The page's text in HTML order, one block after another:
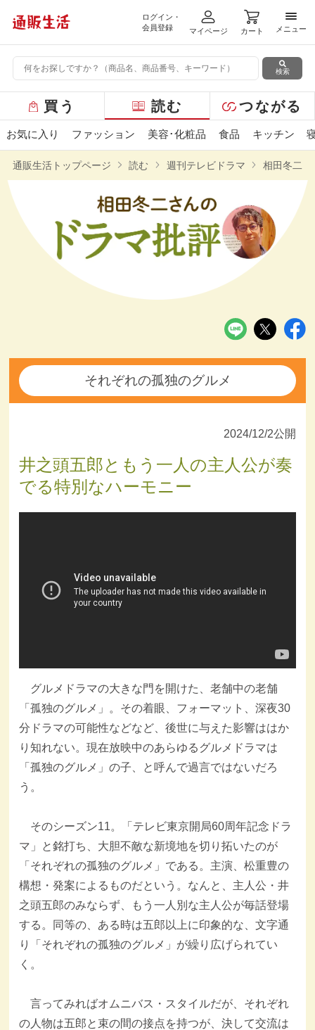
ログイン・
会員登録
マイページ カート
メニ
メニュー
検索
ー
バ
ニ
買う 読む つながる
お気に入り ファッション 美容･化粧品 食品 キッチン
通販生活トップページ 読む 週刊テレビドラマ 相田冬二さ
それぞれの孤独のグルメ
2024/12/2公開
井之頭五郎ともう一人の主人公が奏
でる特別なハーモニー
グルメドラマの大きな門を開けた、老舗中の老舗
「孤独のグルメ」。その着眼、フォーマット、深夜30
分ドラマの可能性などなど、後世に与えた影響ははか
り知れない。現在放映中のあらゆるグルメドラマは
「孤独のグルメ」の子、と呼んで過言ではないだろ
う。
そのシーズン11。「テレビ東京開局60周年記念ドラ
マ」と銘打ち、大胆不敵な新境地を切り拓いたのが
「それぞれの孤独のグルメ」である。主演、松重豊の
構想・発案によるものだという。なんと、主人公・井
之頭五郎のみならず、もう一人別な主人公が毎話登場
する。同等の、ある時は五郎以上に印象的な、文字通
り「それぞれの孤独のグルメ」が繰り広げられてい
く。
言ってみればオムニバス・スタイルだが、それぞれ
の人物は五郎と束の間の接点を持つが、決して交流は